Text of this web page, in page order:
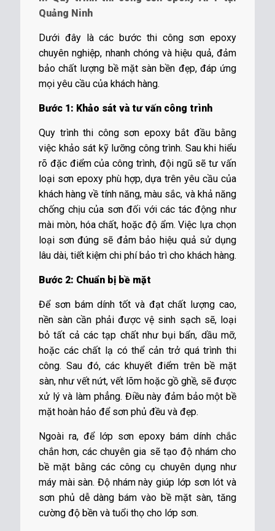
Quảng Ninh
Dưới đây là các bước thi công sơn epoxy
chuyên nghiệp, nhanh chóng và hiệu quả, đảm
bảo chất lượng bề mặt sàn bền đẹp, đáp ứng
mọi yêu cầu của khách hàng.
Bước 1: Khảo sát và tư vấn công trình
Quy trình thi công sơn epoxy bắt đầu bằng
việc khảo sát kỹ lưỡng công trình. Sau khi hiểu
rõ đặc điểm của công trình, đội ngũ sẽ tư vấn
loại sơn epoxy phù hợp, dựa trên yêu cầu của
khách hàng về tính năng, màu sắc, và khả năng
chống chịu của sơn đối với các tác động như
mài mòn, hóa chất, hoặc độ ẩm. Việc lựa chọn
loại sơn đúng sẽ đảm bảo hiệu quả sử dụng
lâu dài, tiết kiệm chi phí bảo trì cho khách hàng.
Bước 2: Chuẩn bị bề mặt
Để sơn bám dính tốt và đạt chất lượng cao,
nền sàn cần phải được vệ sinh sạch sẽ, loại
bỏ tất cả các tạp chất như bụi bẩn, dầu mỡ,
hoặc các chất lạ có thể cản trở quá trình thi
công. Sau đó, các khuyết điểm trên bề mặt
sàn, như vết nứt, vết lõm hoặc gồ ghề, sẽ được
xử lý và làm phẳng. Điều này đảm bảo một bề
mặt hoàn hảo để sơn phủ đều và đẹp.
Ngoài ra, để lớp sơn epoxy bám dính chắc
chắn hơn, các chuyên gia sẽ tạo độ nhám cho
bề mặt bằng các công cụ chuyên dụng như
máy mài sàn. Độ nhám này giúp lớp sơn lót và
sơn phủ dễ dàng bám vào bề mặt sàn, tăng
cường độ bền và tuổi thọ cho lớp sơn.